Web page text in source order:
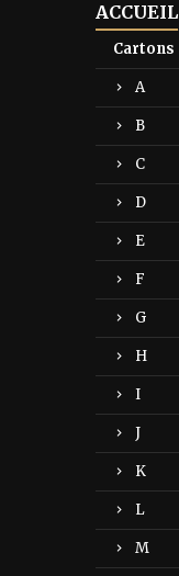
ACCUEIL
Cartons
A
B
C
D
E
F
G
H
I
J
K
L
M